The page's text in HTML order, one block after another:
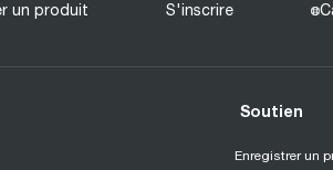
un produit S'inscrire
Soutien
Enregistrer un